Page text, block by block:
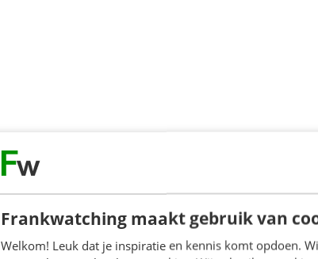
Frankwatching maakt gebruik van
Welkom! Leuk dat je inspiratie en kennis komt opdoen.
20+